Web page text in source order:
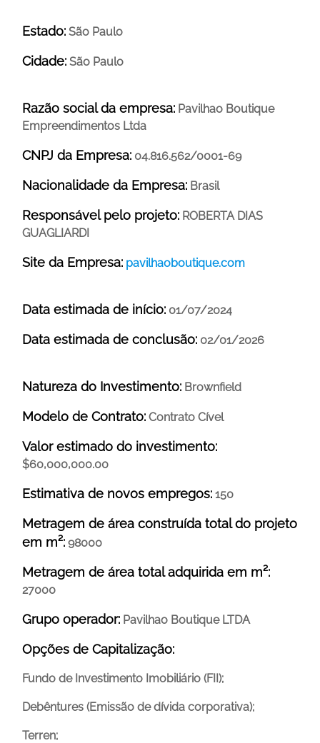
Estado: São Paulo
Cidade: São Paulo
Razão social da empresa: Pavilhao Boutique
Empreendimentos Ltda
CNPJ da Empresa: 04.816.562/0001-69
Nacionalidade da Empresa: Brasil
Responsável pelo projeto: ROBERTA DIAS
GUAGLIARDI
Site da Empresa: pavilhaoboutique.com
Data estimada de início: 01/07/2024
Data estimada de conclusão: 02/01/2026
Natureza do Investimento: Brownfield
Modelo de Contrato: Contrato Cível
Valor estimado do investimento:
$60,000,000.00
Estimativa de novos empregos: 150
Metragem de área construída total do projeto
em m²: 98000
Metragem de área total adquirida em m²:
27000
Grupo operador: Pavilhao Boutique LTDA
Opções de Capitalização:
Fundo de Investimento Imobiliário (FII);
Debêntures (Emissão de dívida corporativa);
Terren;